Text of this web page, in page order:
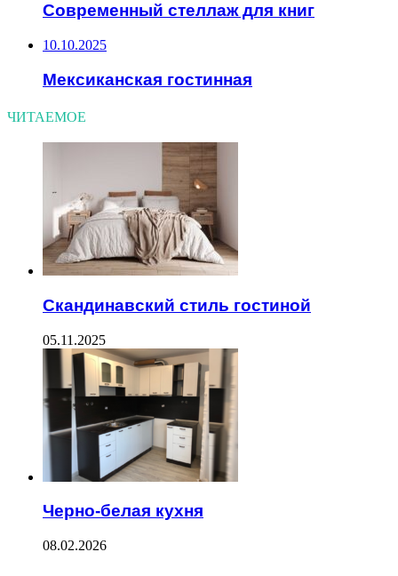
Современный стеллаж для книг
10.10.2025
Мексиканская гостинная
ЧИТАЕМОЕ
Скандинавский стиль гостиной
05.11.2025
Черно-белая кухня
08.02.2026